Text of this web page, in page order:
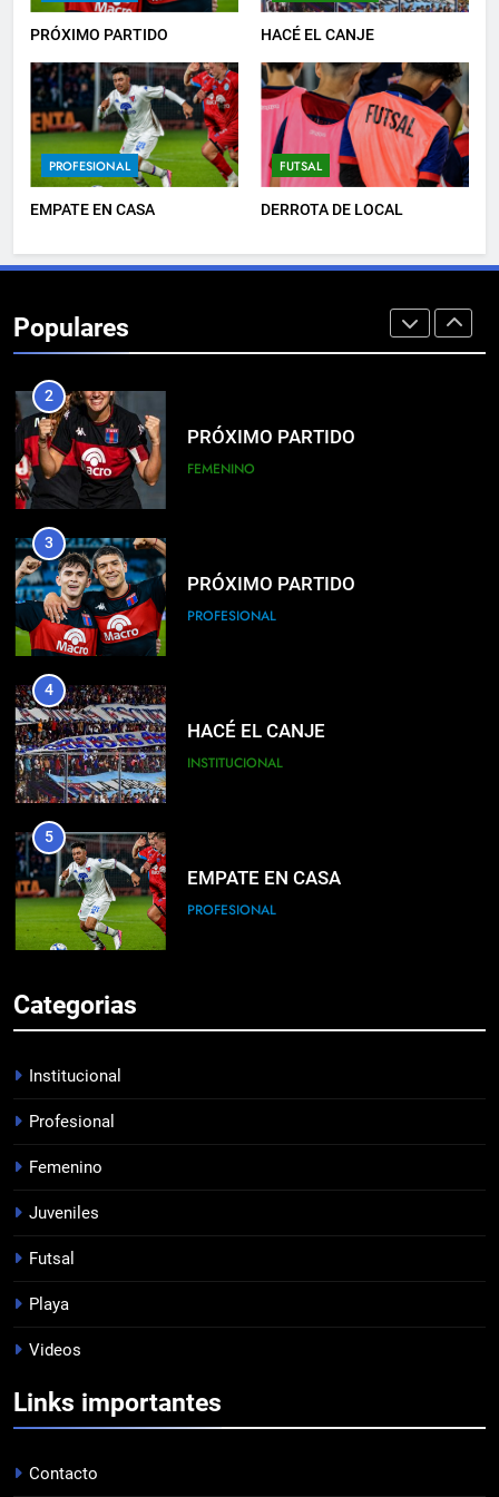
PRÓXIMO PARTIDO HACÉ EL CANJE
PROFESIONAL
EMPATE EN CASA
FUTSAL
DERROTA DE LOCAL
Populares
PROFESIONAL
8
EMPATÓ LA RESERVA
JUVENILES
2
PRÓXIMO PARTIDO
FEMENINO
3
PRÓXIMO PARTIDO
PROFESIONAL
4
HACÉ EL CANJE
INSTITUCIONAL
5
EMPATE EN CASA
PROFESIONAL
DERROTA DE LOCAL
7
8
1
Categorias
Institucional
Profesional
Femenino
Juveniles
Futsal
Playa
Videos
Links importantes
Contacto